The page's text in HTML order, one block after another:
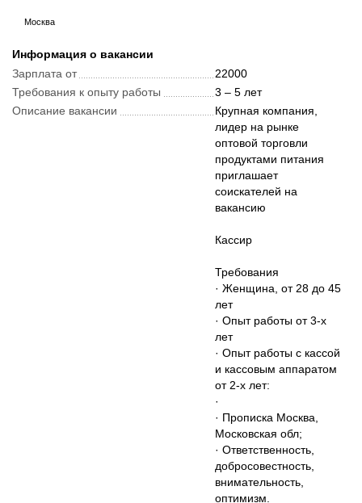
Москва
Информация о вакансии
Зарплата от
22000
Требования к опыту работы
3 – 5 лет
Описание вакансии
Крупная компания,
лидер на рынке
оптовой торговли
продуктами питания
приглашает
соискателей на
вакансию
Кассир
Требования
· Женщина, от 28 до 45
лет
· Опыт работы от 3-х
лет
· Опыт работы с кассой
и кассовым аппаратом
от 2-х лет:
·
· Прописка Москва,
Московская обл;
· Ответственность,
добросовестность,
внимательность,
оптимизм.